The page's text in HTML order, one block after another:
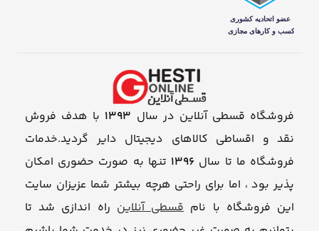
فروشگاه قسطی آنلاین در سال 1393 با هدف فروش
نقد و اقساطی کالاهای دیجیتال دایر گردید.خدمات
فروشگاه ما تا سال 1396 تنها به صورت حضوری امکان
پذیر بود ، اما برای راحتی هرچه بیشتر شما عزیزان سایت
این فروشگاه با نامقسطی آنلاین راه اندازی شد تا